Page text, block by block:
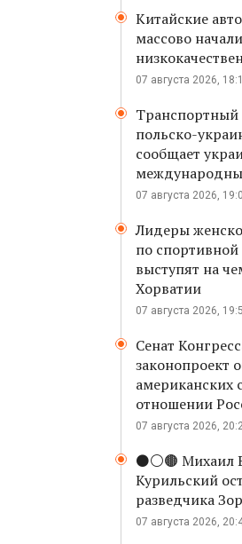
Китайские
массово
07 августа 2026,
Транспортный
польско-
сообщает
07 августа 2026,
Лидеры
по
выступят на
Хорватии
07 августа 2026,
Сенат
законопроект
американских
отношении
07 августа 2026,
⚫️⚪️🟤 Михаил
Курильский
разведчика
07 августа 2026,